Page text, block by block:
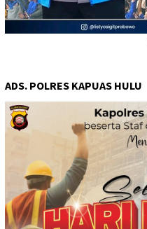
ADS. POLRES KAPUAS HULU